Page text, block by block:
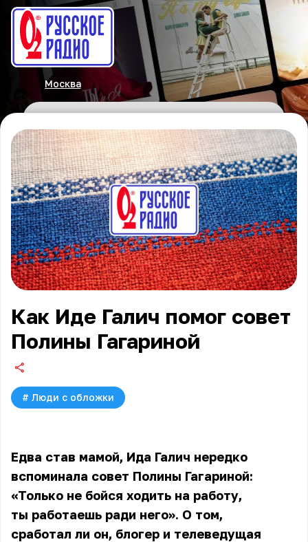
Москва
Как Иде Галич помог совет
Полины Гагариной
# Люди с обложки
Едва став мамой, Ида Галич нередко
вспоминала совет Полины Гагариной:
«Только не бойся ходить на работу,
ты работаешь ради него». О том,
сработал ли он, блогер и телеведущая